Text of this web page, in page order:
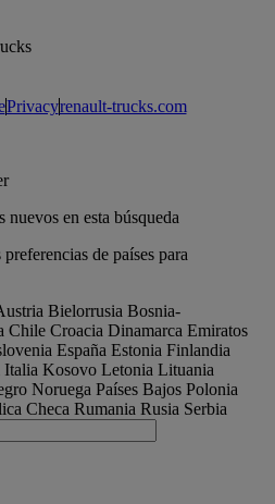
Privacyrenault-trucks.com
en esta búsqueda
de países para
Bielorrusia Bosnia-
Chile Croacia Dinamarca Emiratos
España Estonia Finlandia
Italia Kosovo Letonia Lituania
Noruega Países Bajos Polonia
Checa Rumania Rusia Serbia